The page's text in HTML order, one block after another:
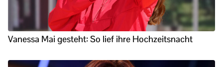
Vanessa Mai gesteht: So lief ihre Hochzeitsnacht